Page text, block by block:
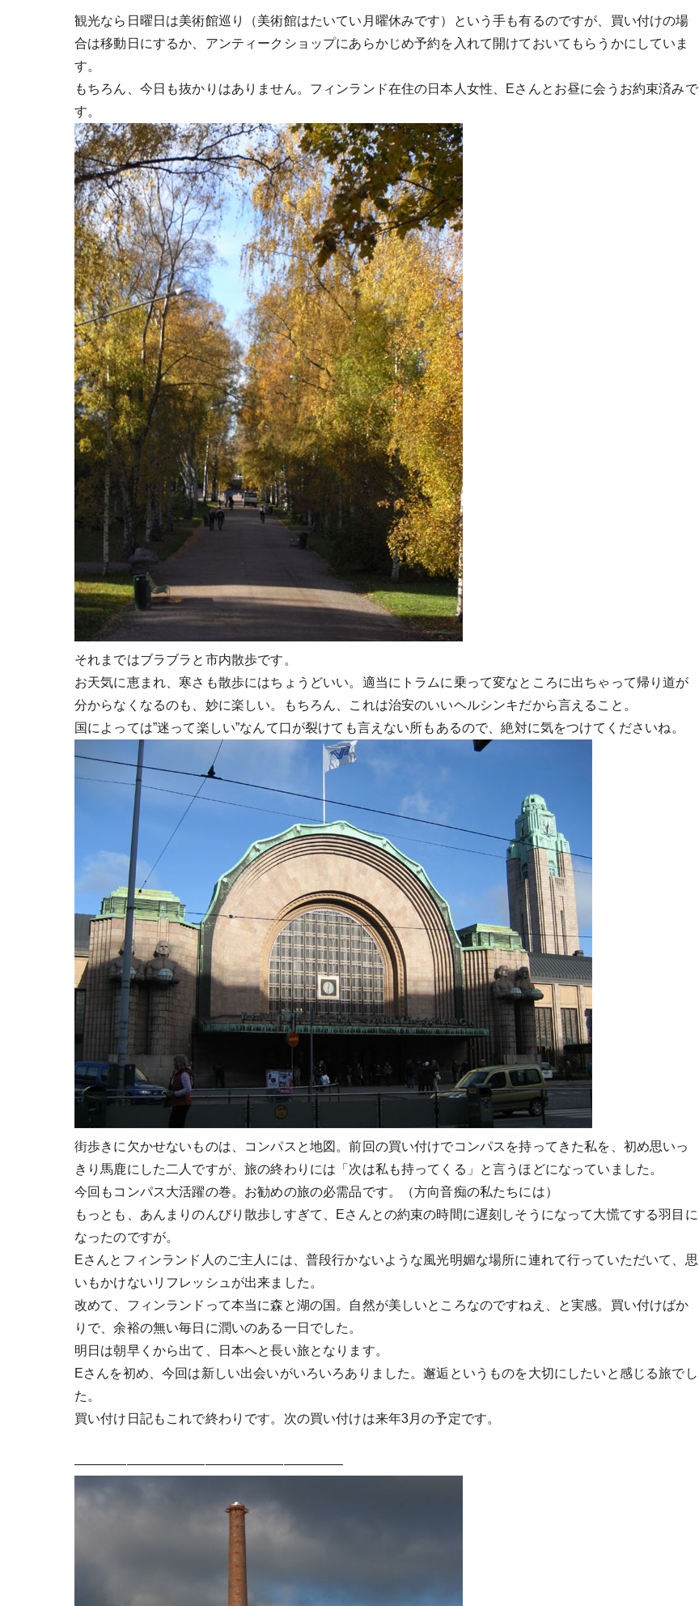
観光なら日曜日は美術館巡り（美術館はたいてい月曜休みです）という手も有るのですが、買い付けの場
合は移動日にするか、アンティークショップにあらかじめ予約を入れて開けておいてもらうかにしていま
す。
もちろん、今日も抜かりはありません。フィンランド在住の日本人女性、Eさんとお昼に会うお約束済みで
す。
それまではブラブラと市内散歩です。
お天気に恵まれ、寒さも散歩にはちょうどいい。適当にトラムに乗って変なところに出ちゃって帰り道が
分からなくなるのも、妙に楽しい。もちろん、これは治安のいいヘルシンキだから言えること。
国によっては”迷って楽しい”なんて口が裂けても言えない所もあるので、絶対に気をつけてくださいね。
街歩きに欠かせないものは、コンパスと地図。前回の買い付けでコンパスを持ってきた私を、初め思いっ
きり馬鹿にした二人ですが、旅の終わりには「次は私も持ってくる」と言うほどになっていました。
今回もコンパス大活躍の巻。お勧めの旅の必需品です。（方向音痴の私たちには）
もっとも、あんまりのんびり散歩しすぎて、Eさんとの約束の時間に遅刻しそうになって大慌てする羽目に
なったのですが。
Eさんとフィンランド人のご主人には、普段行かないような風光明媚な場所に連れて行っていただいて、思
いもかけないリフレッシュが出来ました。
改めて、フィンランドって本当に森と湖の国。自然が美しいところなのですねえ、と実感。買い付けばか
りで、余裕の無い毎日に潤いのある一日でした。
明日は朝早くから出て、日本へと長い旅となります。
Eさんを初め、今回は新しい出会いがいろいろありました。邂逅というものを大切にしたいと感じる旅でし
た。
買い付け日記もこれで終わりです。次の買い付けは来年3月の予定です。
————————————————————–